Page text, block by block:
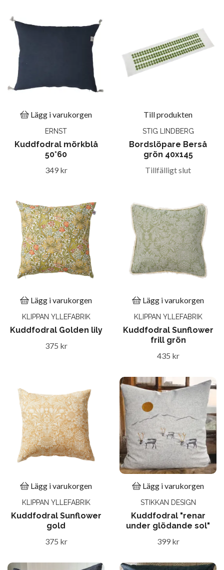
Lägg i varukorgen
ERNST
Kuddfodral mörkblå
50*60
349 kr
Till produkten
STIG LINDBERG
Bordslöpare Berså
grön 40x145
Tillfälligt slut
Lägg i varukorgen
KLIPPAN YLLEFABRIK
Kuddfodral Golden lily
375 kr
Lägg i varukorgen
KLIPPAN YLLEFABRIK
Kuddfodral Sunflower
frill grön
435 kr
Lägg i varukorgen
KLIPPAN YLLEFABRIK
Kuddfodral Sunflower
gold
375 kr
Lägg i varukorgen
STIKKAN DESIGN
Kuddfodral "renar
under glödande sol"
399 kr